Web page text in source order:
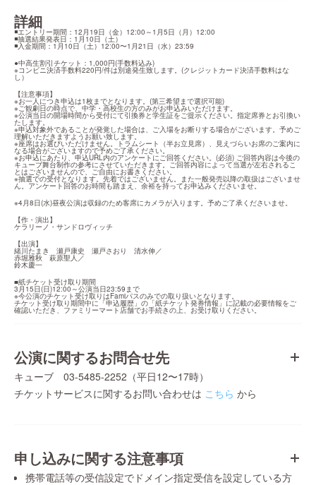
詳細
◾️エントリー期間：12月19日（金）12:00～1月5日（月）12:00
◾️抽選結果発表日：1月10日（土）
◾️入金期間：1月10日（土）12:00〜1月21日（水）23:59
●中高生割引チケット：1,000円(手数料込み)
※コンビニ決済手数料220円/件は別途発生致します。(クレジットカード決済手数料はな
し）
【注意事項】
※お一人につき申込は1枚までとなります。(第三希望まで選択可能)
※ご観劇日の時点で、中学・高校生の方のみがお申込みいただけます。
※公演当日の開場時間から受付にて引換券と学生証をご提示ください。指定席券とお引換い
たします。
※申込対象外であることが発覚した場合は、ご入場をお断りする場合がございます。予めご
理解いただきますようお願い致します。
※座席はお選びいただけません。トラムシート（半お立見席）、見えづらいお席のご案内に
なる場合がございますので予めご了承ください。
※お申込にあたり、申込URL内のアンケートにご回答ください。(必須) ご回答内容は今後の
キューブ舞台制作の参考にさせていただきます。ご回答内容によって当選が左右されるこ
とはございませんので、ご自由にお書きください。
※抽選での受付となります。先着ではございません。また一般発売以降の取扱はございませ
ん。アンケート回答のお時間も踏まえ、余裕を持ってお申込みくださいませ。
※4月8日(水)昼夜公演は収録のため客席にカメラが入ります。予めご了承くださいませ。
【作・演出】
ケラリーノ・サンドロヴィッチ
【出演】
緒川たまき　瀬戸康史　瀬戸さおり　清水伸／
赤堀雅秋　萩原聖人／
鈴木慶一
■紙チケット受け取り期間
3月15日(日)12:00～公演当日23:59まで
※今公演のチケット受け取りはFamiパスのみでの取り扱いとなります。
チケット受け取り期間中に「申込履歴」の「紙チケット発券情報」に記載の必要情報をご
確認いただき、ファミリーマート店舗でお手続きの上、お受け取りください。
公演に関するお問合せ先
キューブ 03-5485-2252（平日12〜17時）
チケットサービスに関するお問い合わせは こちら から
申し込みに関する注意事項
携帯電話等の受信設定でドメイン指定受信を設定している方